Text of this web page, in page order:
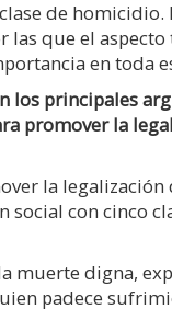
de homicidio.
las que el
en toda
los principales
promover la
la legalización
social con cinco
muerte digna,
padece